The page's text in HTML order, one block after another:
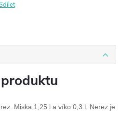
Miska 1,25 l a víko 0,3 l. Nerez je